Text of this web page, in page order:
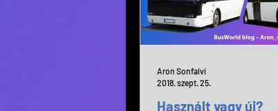
Használt vagy új?
Aron Sonfalvi
2018. szept. 25.